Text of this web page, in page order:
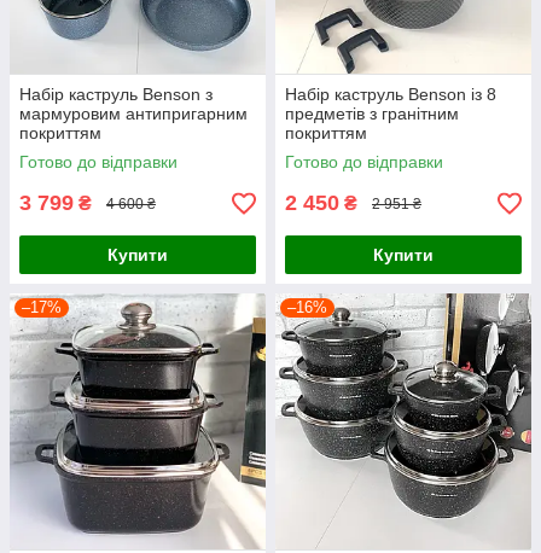
Набір каструль Benson з
мармуровим антипригарним
покриттям
Готово до відправки
3 799 ₴ 4 600 ₴
Купити
Набір каструль Benson із 8
предметів з гранітним
покриттям
Готово до відправки
2 450 ₴ 2 951 ₴
Купити
–17% –16%